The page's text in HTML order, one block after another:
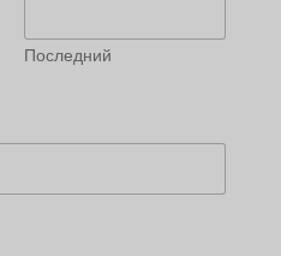
Последний